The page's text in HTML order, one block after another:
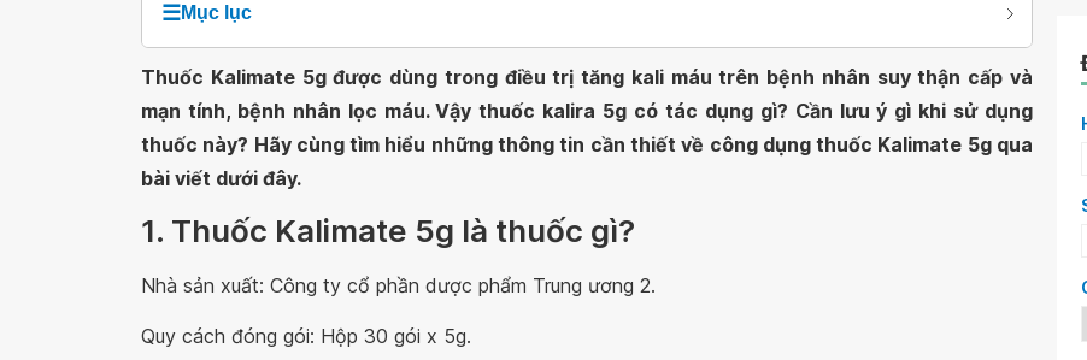
☰Mục lục
Thuốc Kalimate 5g được dùng trong điều trị tăng kali máu trên bệnh nhân suy thận cấp và
mạn tính, bệnh nhân lọc máu. Vậy thuốc kalira 5g có tác dụng gì? Cần lưu ý gì khi sử dụng
thuốc này? Hãy cùng tìm hiểu những thông tin cần thiết về công dụng thuốc Kalimate 5g qua
bài viết dưới đây.
1. Thuốc Kalimate 5g là thuốc gì?
Nhà sản xuất: Công ty cổ phần dược phẩm Trung ương 2.
Quy cách đóng gói: Hộp 30 gói x 5g.